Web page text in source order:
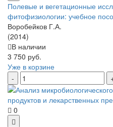
Полевые и вегетационные
фитофизиологии: учебное
Воробейков Г.А.
(2014)
В наличии
3 750 руб.
Уже в корзине
0